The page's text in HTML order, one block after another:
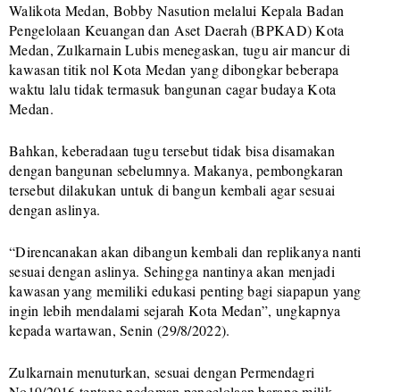
Walikota Medan, Bobby Nasution melalui Kepala Badan
Pengelolaan Keuangan dan Aset Daerah (BPKAD) Kota
Medan, Zulkarnain Lubis menegaskan, tugu air mancur di
kawasan titik nol Kota Medan yang dibongkar beberapa
waktu lalu tidak termasuk bangunan cagar budaya Kota
Medan.
Bahkan, keberadaan tugu tersebut tidak bisa disamakan
dengan bangunan sebelumnya. Makanya, pembongkaran
tersebut dilakukan untuk di bangun kembali agar sesuai
dengan aslinya.
“Direncanakan akan dibangun kembali dan replikanya nanti
sesuai dengan aslinya. Sehingga nantinya akan menjadi
kawasan yang memiliki edukasi penting bagi siapapun yang
ingin lebih mendalami sejarah Kota Medan”, ungkapnya
kepada wartawan, Senin (29/8/2022).
Zulkarnain menuturkan, sesuai dengan Permendagri